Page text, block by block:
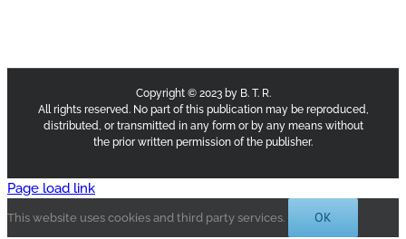
Copyright © 2023 by B. T. R.
All rights reserved. No part of this publication may be reproduced,
distributed, or transmitted in any form or by any means without
the prior written permission of the publisher.
Page load link
This website uses cookies and third party services. OK